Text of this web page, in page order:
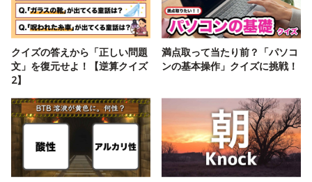
クイズの答えから「正しい問題
文」を復元せよ！【逆算クイズ
2】
満点取って当たり前？「パソコ
ンの基本操作」クイズに挑戦！